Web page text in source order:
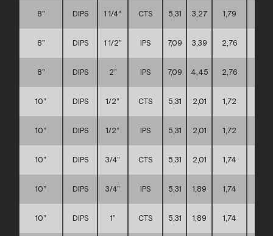
8” DIPS 1 1/4” CTS 5,31 3,27 1,79
8” DIPS 1 1/2” IPS 7,09 3,39 2,76
8” DIPS 2” IPS 7,09 4,45 2,76
10” DIPS 1/2” CTS 5,31 2,01 1,72
10” DIPS 1/2” IPS 5,31 2,01 1,72
10” DIPS 3/4” CTS 5,31 2,01 1,74
10” DIPS 3/4” IPS 5,31 1,89 1,74
10” DIPS 1” CTS 5,31 1,89 1,74